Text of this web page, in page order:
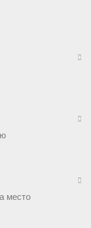
место